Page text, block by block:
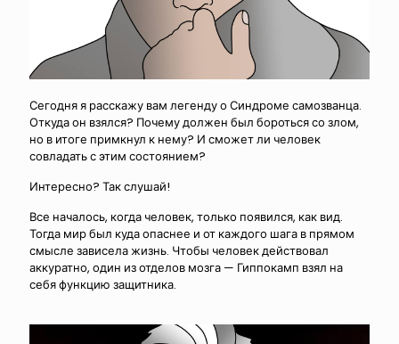
Сегодня я расскажу вам легенду о Синдроме самозванца.
Откуда он взялся? Почему должен был бороться со злом,
но в итоге примкнул к нему? И сможет ли человек
совладать с этим состоянием?
Интересно? Так слушай!
Все началось, когда человек, только появился, как вид.
Тогда мир был куда опаснее и от каждого шага в прямом
смысле зависела жизнь. Чтобы человек действовал
аккуратно, один из отделов мозга — Гиппокамп взял на
себя функцию защитника.